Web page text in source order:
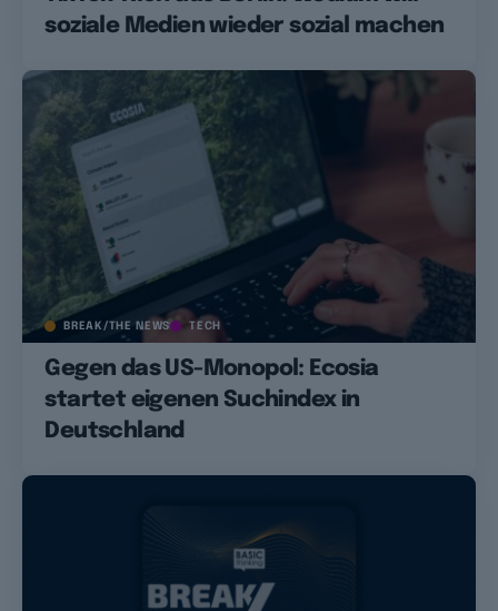
soziale Medien wieder sozial machen
BREAK/THE NEWS TECH
Gegen das US-Monopol: Ecosia
startet eigenen Suchindex in
Deutschland